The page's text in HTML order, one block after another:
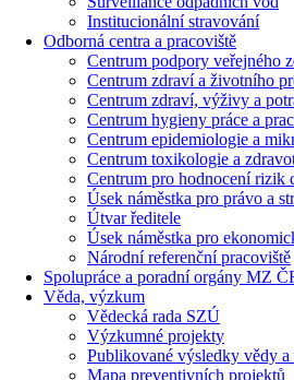
Institucionální stravování
Odborná centra a pracoviště
Centrum podpory veřejného
Centrum zdraví a životního
Centrum zdraví, výživy a
Centrum hygieny práce a
Centrum epidemiologie a
Centrum toxikologie a
Centrum pro hodnocení rizik
Úsek náměstka pro právo a
Útvar ředitele
Úsek náměstka pro
Národní referenční pracoviště
Spolupráce a poradní orgány MZ
Věda, výzkum
Vědecká rada SZÚ
Výzkumné projekty
Publikované výsledky vědy
Mapa preventivních projektů